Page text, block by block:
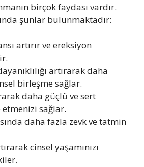
birçok faydası vardır.
şunlar bulunmaktadır:
artırır ve ereksiyon
artırarak daha
birleşme sağlar.
daha güçlü ve sert
sağlar.
daha fazla zevk ve tatmin
cinsel yaşamınızı